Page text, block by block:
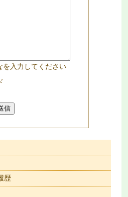
を入力してください
歴